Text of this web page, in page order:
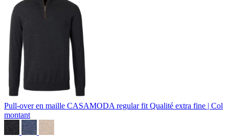
Pull-over en maille CASAMODA regular fit Qualité extra fine | Col
montant